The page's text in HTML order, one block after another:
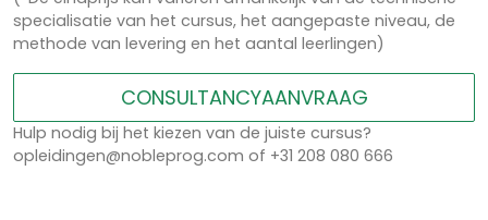
specialisatie van het cursus, het aangepaste niveau, de
methode van levering en het aantal leerlingen)
CONSULTANCYAANVRAAG
Hulp nodig bij het kiezen van de juiste cursus?
opleidingen@nobleprog.com of +31 208 080 666